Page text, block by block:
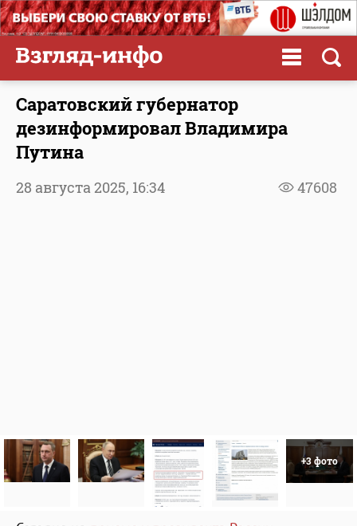
Саратовский губернатор
дезинформировал Владимира
Путина
47608
28 августа 2025, 16:34
+3 фото